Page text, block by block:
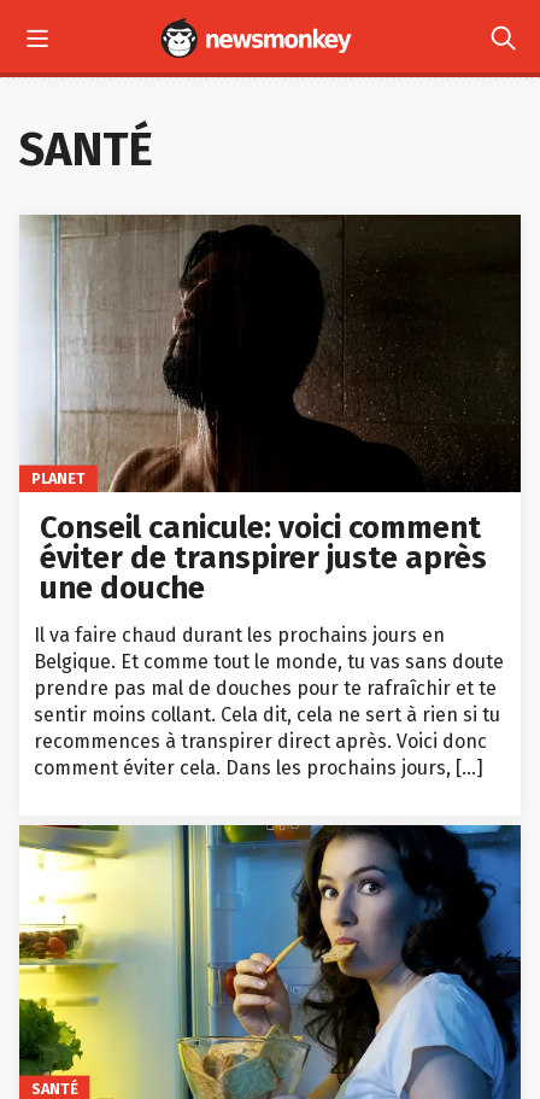
 

SANTÉ
PLANET
Conseil canicule: voici comment
éviter de transpirer juste après
une douche
Il va faire chaud durant les prochains jours en
Belgique. Et comme tout le monde, tu vas sans doute
prendre pas mal de douches pour te rafraîchir et te
sentir moins collant. Cela dit, cela ne sert à rien si tu
recommences à transpirer direct après. Voici donc
comment éviter cela. Dans les prochains jours, […]
SANTÉ